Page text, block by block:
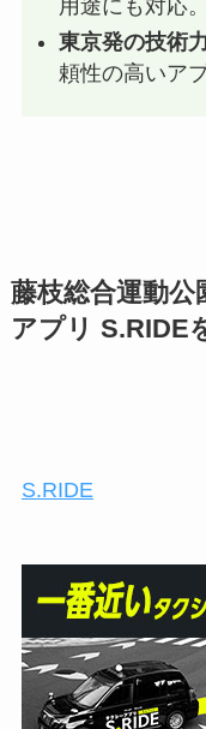
用途にも対応。
東京発の技術力
頼性の高いアプ
藤枝総合運動
アプリ S.RIDE
S.RIDE